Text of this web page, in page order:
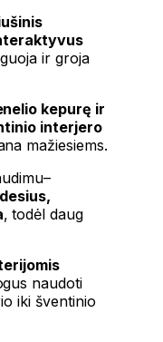
ir groja
kepurę ir
interjero
mažiesiems.
, todėl daug
naudoti
iki šventinio